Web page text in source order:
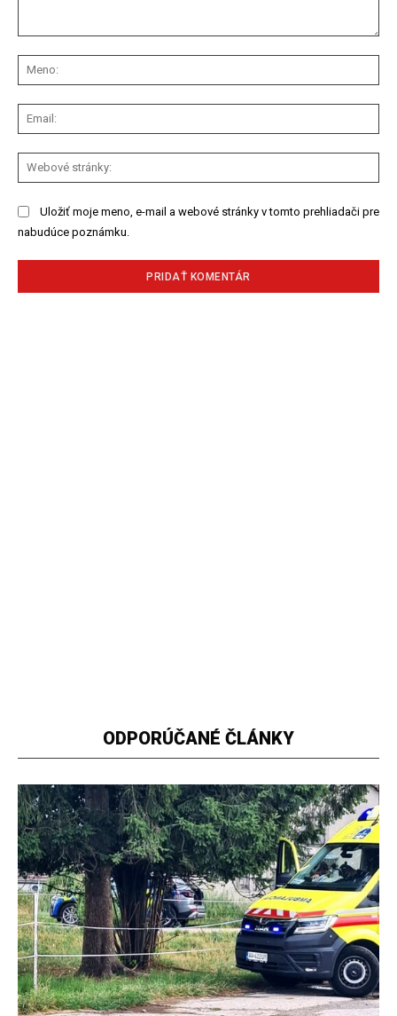
Uložiť moje meno, e-mail a webové stránky v tomto prehliadači pre
nabudúce poznámku.
ODPORÚČANÉ ČLÁNKY